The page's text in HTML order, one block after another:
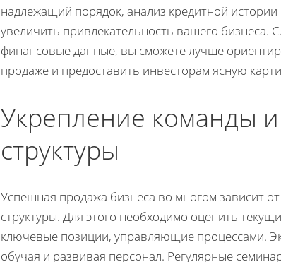
надлежащий порядок, анализ кредитной
увеличить привлекательность вашего
финансовые данные, вы сможете лучше
продаже и предоставить инвесторам ясную
Укрепление команды
структуры
Успешная продажа бизнеса во многом зависит
структуры. Для этого необходимо оценить
ключевые позиции, управляющие процессами.
обучая и развивая персонал. Регулярные